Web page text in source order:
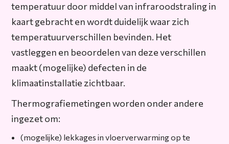
temperatuur door middel van infraroodstraling in
kaart gebracht en wordt duidelijk waar zich
temperatuurverschillen bevinden. Het
vastleggen en beoordelen van deze verschillen
maakt (mogelijke) defecten in de
klimaatinstallatie zichtbaar.
Thermografiemetingen worden onder andere
ingezet om:
(mogelijke) lekkages in vloerverwarming op te